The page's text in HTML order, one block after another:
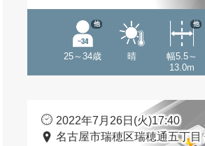
25～34歳
他
晴
幅5.5～
13.0m
他
2022年7月26日(火)17:40
名古屋市瑞穂区瑞穂通五丁目